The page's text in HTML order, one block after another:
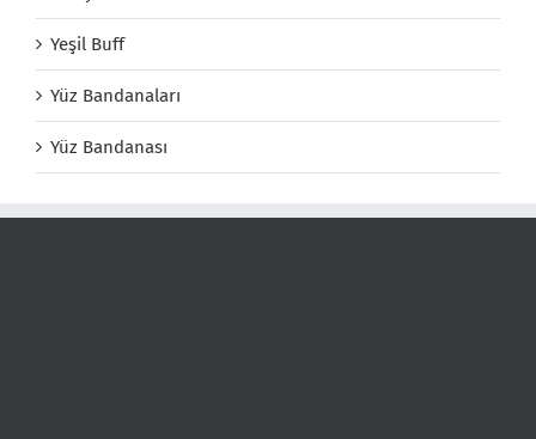
Yeşil Buff
Yüz Bandanaları
Yüz Bandanası